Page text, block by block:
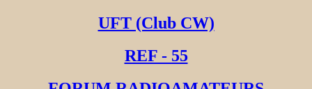
UFT (Club CW)
REF - 55